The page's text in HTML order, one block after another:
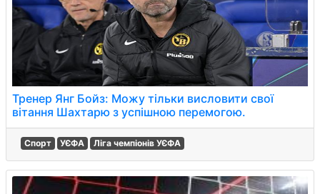
Тренер Янг Бойз: Можу тільки висловити свої
вітання Шахтарю з успішною перемогою.
Спорт УЄФА Ліга чемпіонів УЄФА